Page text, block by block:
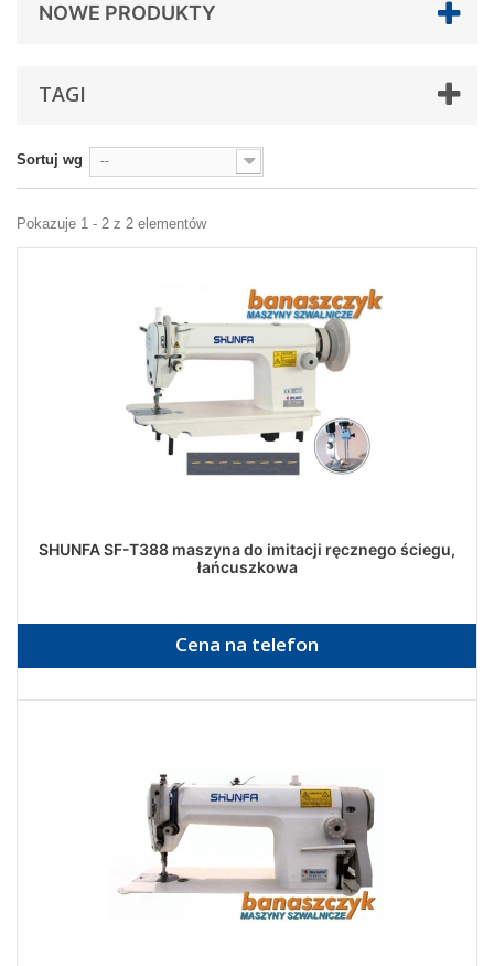
NOWE PRODUKTY
TAGI
Sortuj wg --
Pokazuje 1 - 2 z 2 elementów
SHUNFA SF-T388 maszyna do imitacji ręcznego ściegu,
łańcuszkowa
Cena na telefon